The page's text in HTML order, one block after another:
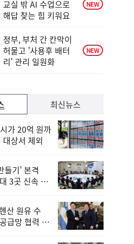
교실 밖 AI 수업으로
해답 찾는 힘 키워요
NEW
정부, 부처 간 칸막이
허물고 '사용후 배터
리' 관리 일원화
NEW
가 20억 원까
상서 제외
들기' 본격
3곳 신속 선
산 원유 수
급망 협력 체
최신뉴스